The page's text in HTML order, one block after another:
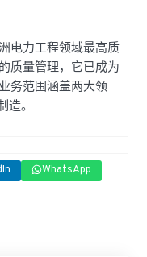
电力工程领域最高质
质量管理，它已成为
务范围涵盖两大领
。
WhatsApp